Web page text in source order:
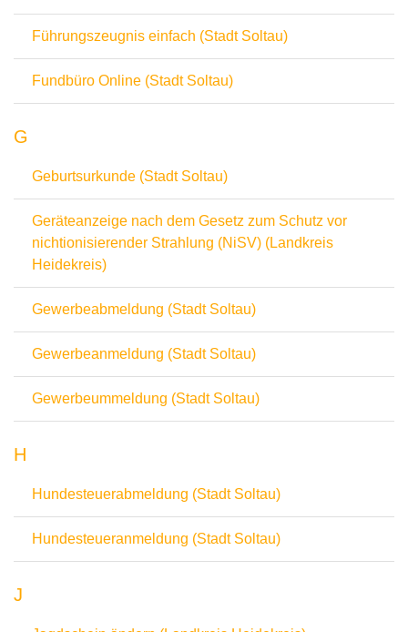
Führungszeugnis einfach (Stadt Soltau)
Fundbüro Online (Stadt Soltau)
G
Geburtsurkunde (Stadt Soltau)
Geräteanzeige nach dem Gesetz zum Schutz vor
nichtionisierender Strahlung (NiSV) (Landkreis
Heidekreis)
Gewerbeabmeldung (Stadt Soltau)
Gewerbeanmeldung (Stadt Soltau)
Gewerbeummeldung (Stadt Soltau)
H
Hundesteuerabmeldung (Stadt Soltau)
Hundesteueranmeldung (Stadt Soltau)
J